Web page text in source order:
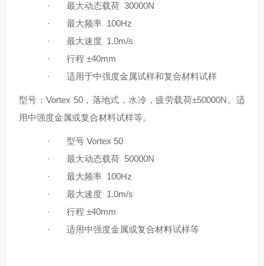
·
最大动态载荷 30000N
·
最大频率 100Hz
·
最大速度 1.0m/s
·
行程 ±40mm
·
适用于中强度金属试样和复合材料试样
型号：Vortex 50，落地式，水冷，疲劳载荷±50000N。适
用中强度金属或复合材料试样等。
· 型号 Vortex 50
·
最大动态载荷 50000N
·
最大频率 100Hz
·
最大速度 1.0m/s
·
行程 ±40mm
·
适用中强度金属或复合材料试样等